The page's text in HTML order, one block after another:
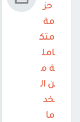
حز
مة
متك
امل
ة م
ن ال
خد
ما